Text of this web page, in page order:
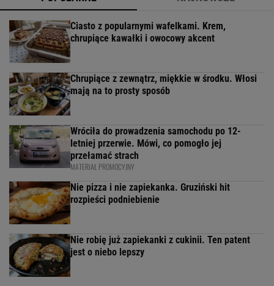
Ciasto z popularnymi wafelkami. Krem,
chrupiące kawałki i owocowy akcent
Chrupiące z zewnątrz, miękkie w środku. Włosi
mają na to prosty sposób
Wróciła do prowadzenia samochodu po 12-
letniej przerwie. Mówi, co pomogło jej
przełamać strach
MATERIAŁ PROMOCYJNY
Nie pizza i nie zapiekanka. Gruziński hit
rozpieści podniebienie
Nie robię już zapiekanki z cukinii. Ten patent
jest o niebo lepszy